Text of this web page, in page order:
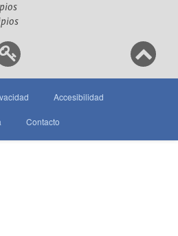
Accesibilidad
Contacto